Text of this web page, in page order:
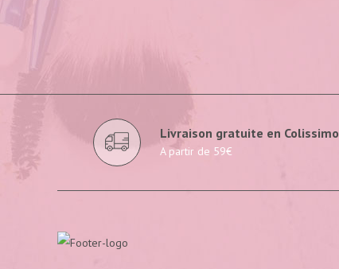
Livraison gratuite en Colissimo
A partir de 59€